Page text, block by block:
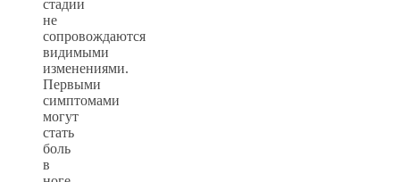
стадии
не
сопровождаются
видимыми
изменениями.
Первыми
симптомами
могут
стать
боль
в